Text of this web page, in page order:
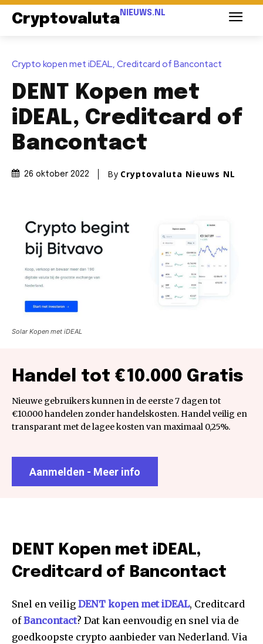
Cryptovaluta NIEUWS.NL
Crypto kopen met iDEAL, Creditcard of Bancontact
DENT Kopen met
iDEAL, Creditcard of
Bancontact
26 oktober 2022 By Cryptovaluta Nieuws NL
Solar Kopen met iDEAL
Handel tot €10.000 Gratis
Nieuwe gebruikers kunnen in de eerste 7 dagen tot
€10.000 handelen zonder handelskosten. Handel veilig en
transparant met de lagee kosten van maximaal 0,25%.
Aanmelden - Meer info
DENT Kopen met iDEAL,
Creditcard of Bancontact
Snel en veilig DENT kopen met iDEAL, Creditcard
ofBancontact? Dat kan eenvoudig en snel via de
goedkoopste crypto aanbieder van Nederland. Via